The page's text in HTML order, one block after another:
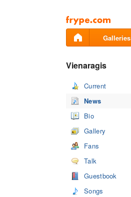
Pāriet
uz
saturu
Galleries
Vienaragis
Current
News
Bio
Gallery
Fans
Talk
Guestbook
Songs